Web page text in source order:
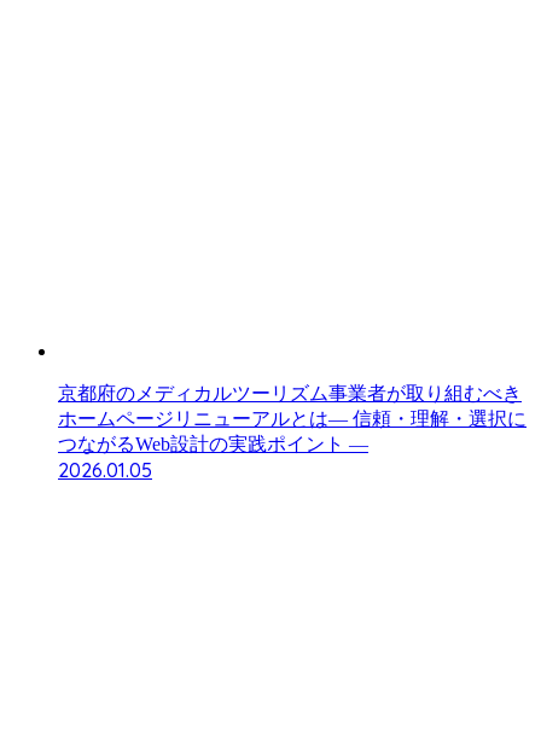
京都府のメディカルツーリズム事業者が取り組むべき
ホームページリニューアルとは― 信頼・理解・選択に
つながるWeb設計の実践ポイント ―
2026.01.05